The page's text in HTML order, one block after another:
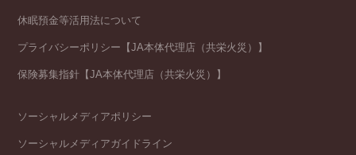
休眠預金等活用法について
プライバシーポリシー【JA本体代理店（共栄火災）】
保険募集指針【JA本体代理店（共栄火災）】
ソーシャルメディアポリシー
ソーシャルメディアガイドライン